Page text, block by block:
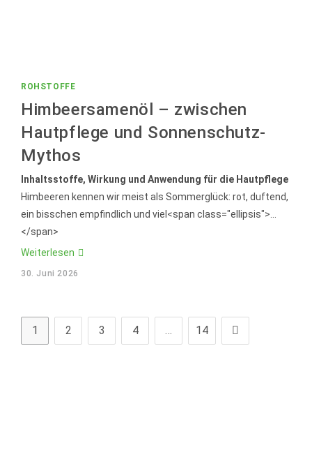
ROHSTOFFE
Himbeersamenöl – zwischen
Hautpflege und Sonnenschutz-
Mythos
Inhaltsstoffe, Wirkung und Anwendung für die Hautpflege
Himbeeren kennen wir meist als Sommerglück: rot, duftend,
ein bisschen empfindlich und viel<span class="ellipsis">...
</span>
Weiterlesen Himbeersamenöl
zwischen
30. Juni 2026
1 2 3 4 … 14 Zur nächsten